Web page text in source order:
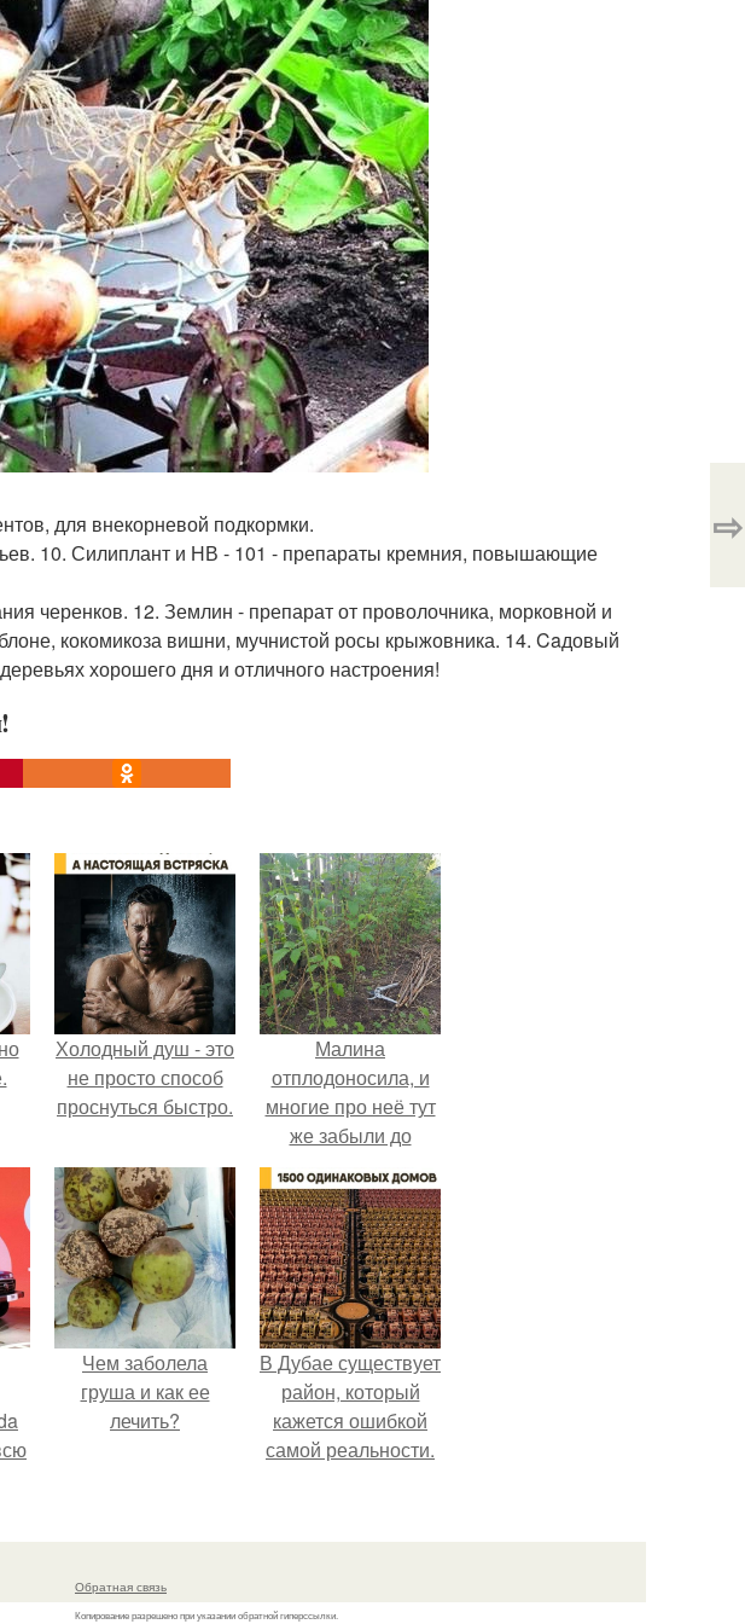
для внекорневой подкормки.
10. Силиплант и НВ - 101 - препараты кремния, повышающие
черенков. 12. Землин - препарат от проволочника, морковной и
кокомикоза вишни, мучнистой росы крыжовника. 14. Caдовый
хорошего дня и отличного настроения!
⇨
Холодный душ - это
не просто способ
проснуться быстро.
Малина
отплодоносила, и
многие про неё тут
же забыли до
следующего лета.
Чем заболела
груша и как ее
лечить?
В Дубае существует
район, который
кажется ошибкой
самой реальности.
Обратная связь
Копирование разрешено при указании обратной гиперссылки.